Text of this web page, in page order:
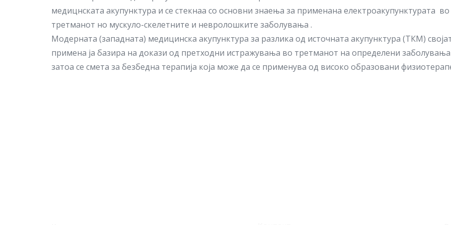
медицнската акупунктура и се стекнаа со основни знаења за применана електроакупунктурата во
третманот но мускуло-скелетните и невролошките заболувања .
Модерната (западната) медицинска акупунктура за разлика од источната акупунктура (ТКМ)
примена ја базира на докази од претходни истражувања во третманот на определени
затоа се смета за безбедна терапија која може да се применува од високо образовани